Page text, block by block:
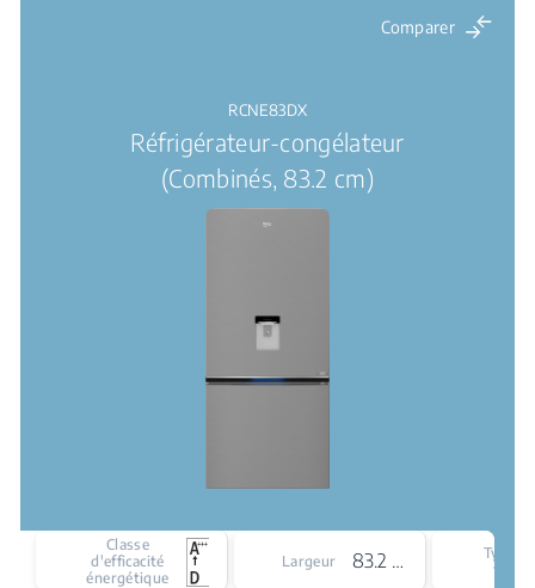
Comparer
RCNE83DX
Réfrigérateur-congélateur
(Combinés, 83.2 cm)
Classe
d'efficacité
énergétique
Largeur 83.2 cm
Type
froid